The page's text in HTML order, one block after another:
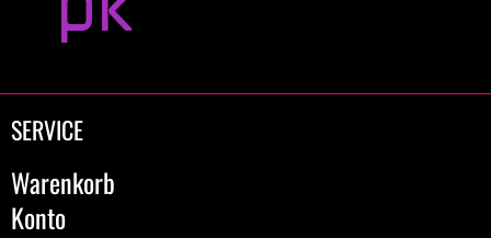
SERVICE
Warenkorb
Konto